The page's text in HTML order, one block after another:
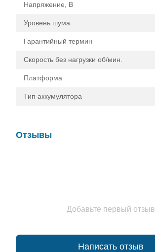
Напряжение, В
Уровень шума
Гарантийный термин
Скорость без нагрузки об/мин.
Платформа
Тип аккумулятора
Отзывы
Добавьте первый отзыв
Написать отзыв